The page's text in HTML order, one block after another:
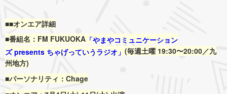
■■オンエア詳細
■番組名：FM FUKUOKA 「やまやコミュニケーション
ズ presents ちゃげっていうラジオ」 (毎週土曜 19:30〜20:00／九
州地方)
■パーソナリティ：Chage